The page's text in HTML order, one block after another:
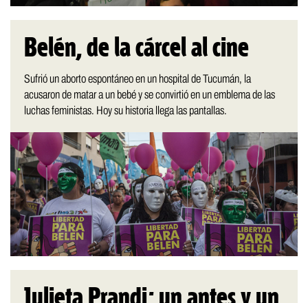
Belén, de la cárcel al cine
Sufrió un aborto espontáneo en un hospital de Tucumán, la
acusaron de matar a un bebé y se convirtió en un emblema de las
luchas feministas. Hoy su historia llega las pantallas.